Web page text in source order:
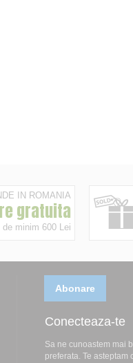
IN ROMANIA
gratuita
minim 600 Lei
Abonare
Conecteaza-te
Sa ne cunoastem mai
preferata. Te asteptam